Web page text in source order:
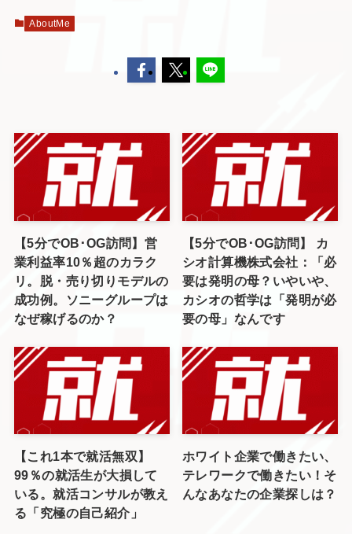
AboutMe
【5分でOB･OG訪問】営
業利益率10％超のカラク
リ。脱・売り切りモデルの
成功例。ソニーグループは
なぜ稼げるのか？
【5分でOB･OG訪問】 カ
シオ計算機株式会社：「必
要は発明の母？いやいや、
カシオの哲学は「発明が必
要の母」なんです
【これ1本で就活無双】
99％の就活生が大損して
いる。就活コンサルが教え
る「究極の自己紹介」
ホワイト企業で働きたい、
テレワークで働きたい！そ
んなあなたの企業探しは？